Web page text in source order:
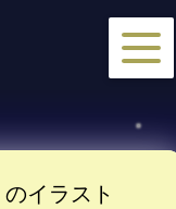
のイラスト